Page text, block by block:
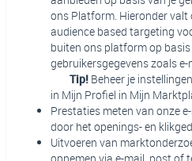
ons Platform. Hieronder valt
audience based targeting
buiten ons platform op
gebruikersgegevens zoals
Tip! Beheer je
in Mijn Profiel in Mijn
Prestaties meten van onze
door het openings- en
Uitvoeren van